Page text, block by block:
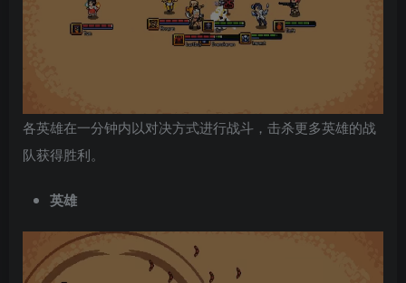
各英雄在一分钟内以对决方式进行战斗，击杀更多英雄的战
队获得胜利。
英雄